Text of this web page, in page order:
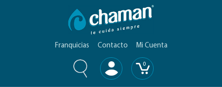
Franquicias Contacto Mi Cuenta
0